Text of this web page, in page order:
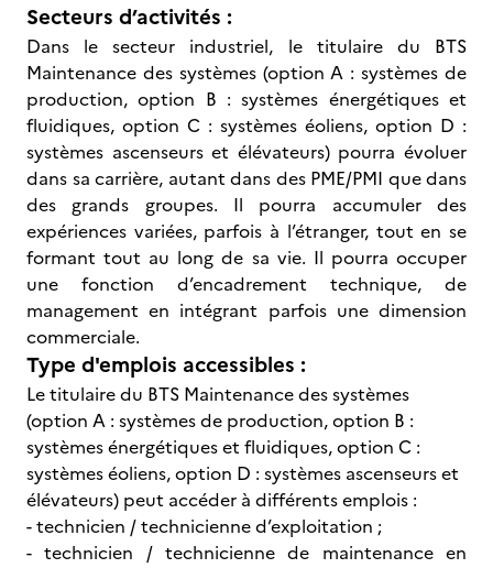
Secteurs d’activités :
Dans le secteur industriel, le titulaire du BTS
Maintenance des systèmes (option A : systèmes de
production, option B : systèmes énergétiques et
fluidiques, option C : systèmes éoliens, option D :
systèmes ascenseurs et élévateurs) pourra évoluer
dans sa carrière, autant dans des PME/PMI que dans
des grands groupes. Il pourra accumuler des
expériences variées, parfois à l’étranger, tout en se
formant tout au long de sa vie. Il pourra occuper
une fonction d’encadrement technique, de
management en intégrant parfois une dimension
commerciale.
Type d'emplois accessibles :
Le titulaire du BTS Maintenance des systèmes
(option A : systèmes de production, option B :
systèmes énergétiques et fluidiques, option C :
systèmes éoliens, option D : systèmes ascenseurs et
élévateurs) peut accéder à différents emplois :
- technicien / technicienne d’exploitation ;
- technicien / technicienne de maintenance en